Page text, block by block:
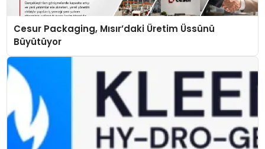
Cesur Packaging, Mısır’daki Üretim Üssünü
Büyütüyor